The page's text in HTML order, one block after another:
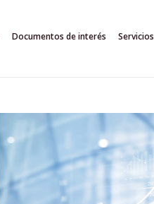
Documentos de interés Servicios